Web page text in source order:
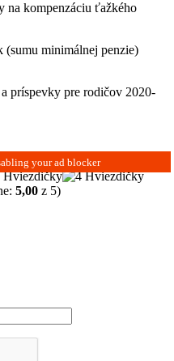
na kompenzáciu ťažkého
(sumu minimálnej penzie)
príspevky pre rodičov 2020-
5,00 z 5)